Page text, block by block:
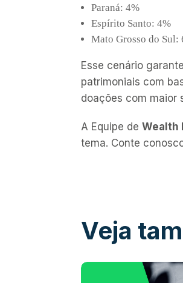
Paraná: 4%
Espírito Santo: 4%
Mato Grosso do Sul:
Esse cenário
patrimoniais com
doações com maior
A Equipe deWealth
tema. Conte
Veja